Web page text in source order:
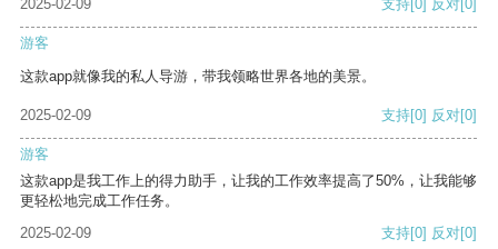
2025-02-09
支持[0] 反对[0]
游客
这款app就像我的私人导游，带我领略世界各地的美景。
2025-02-09 支持[0] 反对[0]
游客
这款app是我工作上的得力助手，让我的工作效率提高了50%，让我能够
更轻松地完成工作任务。
2025-02-09
支持[0] 反对[0]